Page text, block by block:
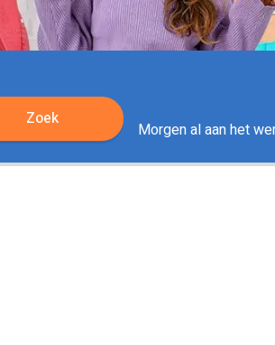
Zoek
Morgen al aan het